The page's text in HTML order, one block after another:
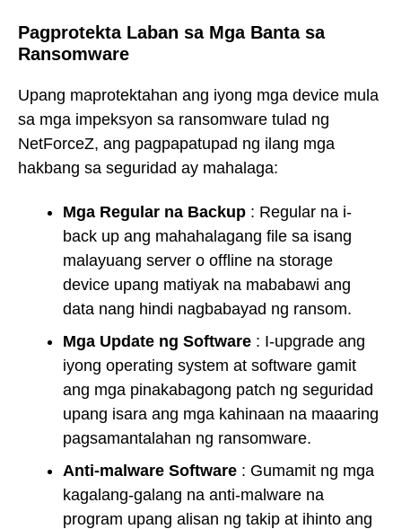
Pagprotekta Laban sa Mga Banta sa
Ransomware
Upang maprotektahan ang iyong mga device mula
sa mga impeksyon sa ransomware tulad ng
NetForceZ, ang pagpapatupad ng ilang mga
hakbang sa seguridad ay mahalaga:
Mga Regular na Backup : Regular na i-
back up ang mahahalagang file sa isang
malayuang server o offline na storage
device upang matiyak na mababawi ang
data nang hindi nagbabayad ng ransom.
Mga Update ng Software : I-upgrade ang
iyong operating system at software gamit
ang mga pinakabagong patch ng seguridad
upang isara ang mga kahinaan na maaaring
pagsamantalahan ng ransomware.
Anti-malware Software : Gumamit ng mga
kagalang-galang na anti-malware na
program upang alisan ng takip at ihinto ang